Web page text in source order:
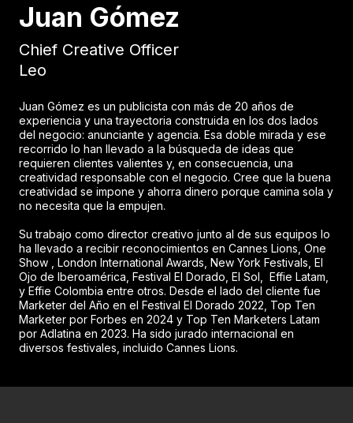
Juan Gómez
Chief Creative Officer
Leo
Juan Gómez es un publicista con más de 20 años de
experiencia y una trayectoria construida en los dos lados
del negocio: anunciante y agencia. Esa doble mirada y ese
recorrido lo han llevado a la búsqueda de ideas que
requieren clientes valientes y, en consecuencia, una
creatividad responsable con el negocio. Cree que la buena
creatividad se impone y ahorra dinero porque camina sola y
no necesita que la empujen.
Su trabajo como director creativo junto al de sus equipos lo
ha llevado a recibir reconocimientos en Cannes Lions, One
Show , London International Awards, New York Festivals, El
Ojo de Iberoamérica, Festival El Dorado, El Sol, Effie Latam,
y Effie Colombia entre otros. Desde el lado del cliente fue
Marketer del Año en el Festival El Dorado 2022, Top Ten
Marketer por Forbes en 2024 y Top Ten Marketers Latam
por Adlatina en 2023. Ha sido jurado internacional en
diversos festivales, incluido Cannes Lions.